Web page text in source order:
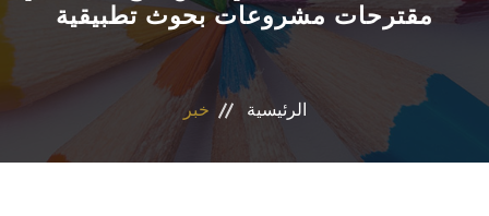
المجلات العلمية
مقترحات مشروعات بحوث تطبيقية
الرئيسية خبر